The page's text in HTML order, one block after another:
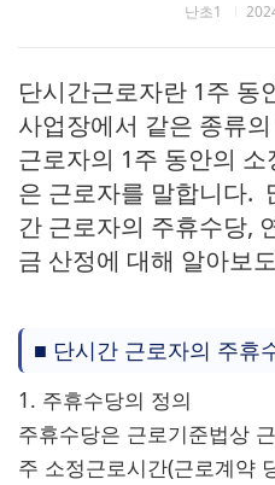
난초1
단시간근로자란 1주 동
사업장에서 같은 종류
근로자의 1주 동안의
은 근로자를 말합니다.
간 근로자의 주휴수당,
금 산정에 대해 알아보
■ 단시간 근로자의 주휴
1. 주휴수당의 정의
주휴수당은 근로기준법상
주 소정근로시간(근로계약